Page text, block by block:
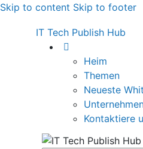
Skip to content Skip to footer
IT Tech Publish Hub
Heim
Themen
Neueste
Kontaktiere